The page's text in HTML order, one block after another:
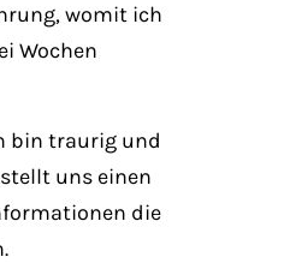
womit ich
Wochen
bin traurig und
uns einen
die